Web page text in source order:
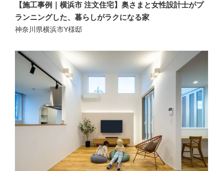
【施工事例｜横浜市 注文住宅】奥さまと女性設計士がプ
ランニングした、暮らしがラクになる家
神奈川県横浜市Y様邸